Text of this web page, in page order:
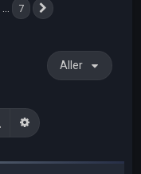
7
Aller
RechercherRecherche avancée